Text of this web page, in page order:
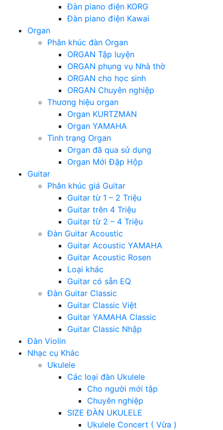
Đàn piano điện KORG
Đàn piano điện Kawai
Organ
Phân khúc đàn Organ
ORGAN Tập luyện
ORGAN phụng vụ Nhà thờ
ORGAN cho học sinh
ORGAN Chuyên nghiệp
Thương hiệu organ
Organ KURTZMAN
Organ YAMAHA
Tình trạng Organ
Organ đã qua sử dụng
Organ Mới Đập Hộp
Guitar
Phân khúc giá Guitar
Guitar từ 1 – 2 Triệu
Guitar trên 4 Triệu
Guitar từ 2 – 4 Triệu
Đàn Guitar Acoustic
Guitar Acoustic YAMAHA
Guitar Acoustic Rosen
Loại khác
Guitar có sẵn EQ
Đàn Guitar Classic
Guitar Classic Việt
Guitar YAMAHA Classic
Guitar Classic Nhập
Đàn Violin
Nhạc cụ Khác
Ukulele
Các loại đàn Ukulele
Cho người mới tập
Chuyên nghiệp
SIZE ĐÀN UKULELE
Ukulele Concert ( Vừa )